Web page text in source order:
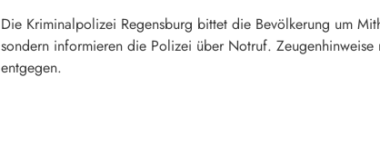
Die Kriminalpolizei Regensburg bittet die Bevölkerung um
sondern informieren die Polizei über Notruf.
entgegen.